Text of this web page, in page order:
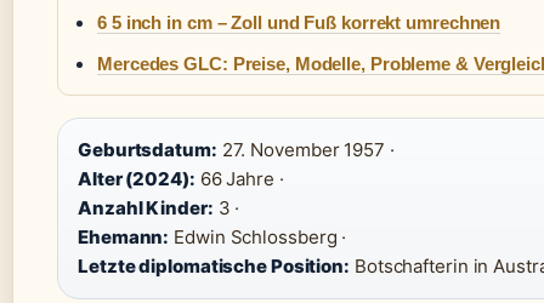
6 5 inch in cm – Zoll und Fuß korrekt umrechnen
Mercedes GLC: Preise, Modelle, Probleme &
Geburtsdatum: 27. November 1957 ·
Alter (2024): 66 Jahre ·
Anzahl Kinder: 3 ·
Ehemann: Edwin Schlossberg ·
Letzte diplomatische Position: Botschafterin in